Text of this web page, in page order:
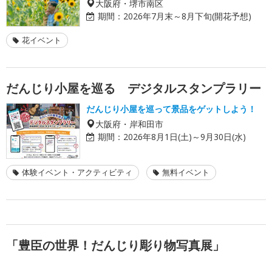
大阪府・堺市南区
期間： 2026年7月末～8月下旬(開花予想)
花イベント
だんじり小屋を巡る デジタルスタンプラリー
だんじり小屋を巡って景品をゲットしよう！
大阪府・岸和田市
期間： 2026年8月1日(土)～9月30日(水)
体験イベント・アクティビティ 無料イベント
「豊臣の世界！だんじり彫り物写真展」